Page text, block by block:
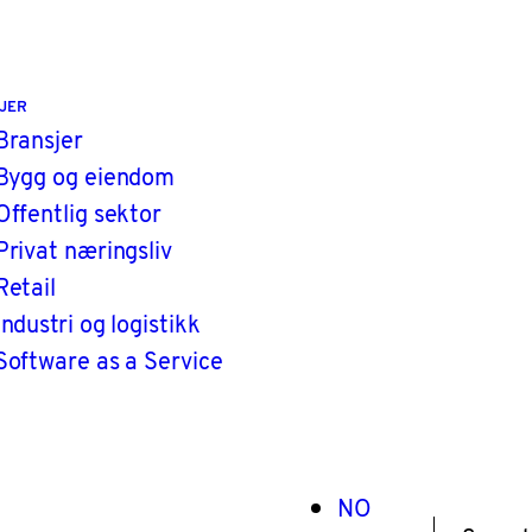
og eiendom
sektor
næringsliv
og logistikk
as a Service
NO